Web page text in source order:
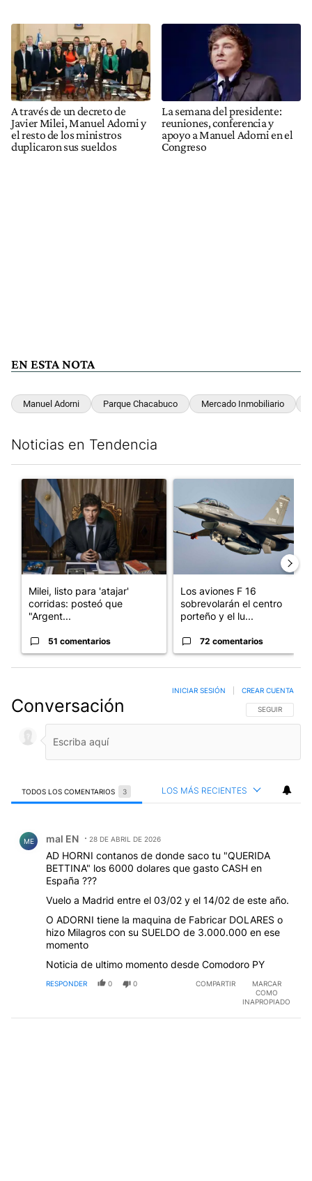
A través de un decreto de
Javier Milei, Manuel Adorni y
el resto de los ministros
duplicaron sus sueldos
La semana del presidente:
reuniones, conferencia y
apoyo a Manuel Adorni en el
Congreso
EN ESTA NOTA
Manuel Adorni Parque Chacabuco Mercado Inmobiliario
Noticias en Tendencia
Un artículo de tendencia con el título "Milei, listo para 'atajar'
Milei, listo para 'atajar'
corridas: posteó que
"Argent...
51 comentarios
Los aviones F 16
sobrevolarán el centro
porteño y el lu...
72 comentarios
Conversación SIGA ESTA
SEGUIR
INICIAR SESIÓN CREAR CUENTA
TODOS LOS COMENTARIOS 3 LOS MÁS RECIENTES
ME mal EN 28 DE ABRIL DE 2026
AD HORNI contanos de donde saco tu "QUERIDA
BETTINA" los 6000 dolares que gasto CASH en
España ???
Vuelo a Madrid entre el 03/02 y el 14/02 de este año.
O ADORNI tiene la maquina de Fabricar DOLARES o
hizo Milagros con su SUELDO de 3.000.000 en ese
momento
Noticia de ultimo momento desde Comodoro PY
RESPONDER 0 0 COMPARTIR
MARCAR
COMO
INAPROPIADO